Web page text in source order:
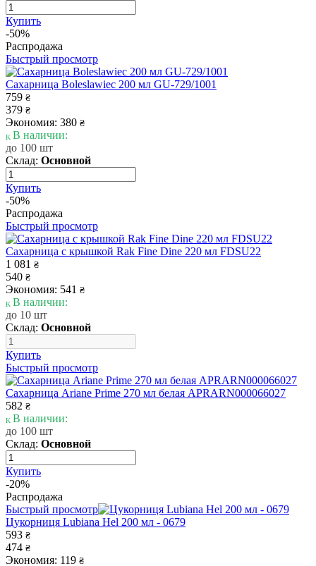
Купить
-50%
Распродажа
Быстрый просмотр
Сахарница Boleslawiec 200 мл GU-729/1001
759 ₴
379 ₴
Экономия: 380 ₴
В наличии:
до 100 шт
Склад: Основной
Купить
-50%
Распродажа
Быстрый просмотр
Сахарница с крышкой Rak Fine Dine 220 мл FDSU22
1 081 ₴
540 ₴
Экономия: 541 ₴
В наличии:
до 10 шт
Склад: Основной
Купить
Быстрый просмотр
Сахарница Ariane Prime 270 мл белая APRARN000066027
582 ₴
В наличии:
до 100 шт
Склад: Основной
Купить
-20%
Распродажа
Быстрый просмотр
Цукорниця Lubiana Hel 200 мл - 0679
593 ₴
474 ₴
Экономия: 119 ₴